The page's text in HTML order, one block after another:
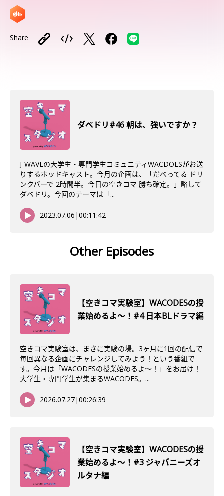
Share
ダべドリ#46 朝は、強いですか？
J-WAVEの大学生・専門学生コミュニティWACDOESがお送
りするポッドキャスト。今月の企画は、「だべってる ドリ
ンクバーで 2時間半。今日の空きコマ 勝ち確定。」略して
ダベドリ。今回のテーマは「...
2023.07.06 |00:11:42
Other Episodes
【空きコマ実験室】WACODESの授
業始めるよ～！#4 日本BLドラマ編
空きコマ実験室は、まさに実験の場。3ヶ月に1回の配信で
毎回異なる企画にチャレンジしてみよう！という番組で
す。今月は「WACODESの授業始めるよ～！」をお届け！
大学生・専門学生が集まるWACODES。...
2026.07.27|00:26:39
【空きコマ実験室】WACODESの授
業始めるよ〜！#3 ジャパニーズオ
ルタナ編